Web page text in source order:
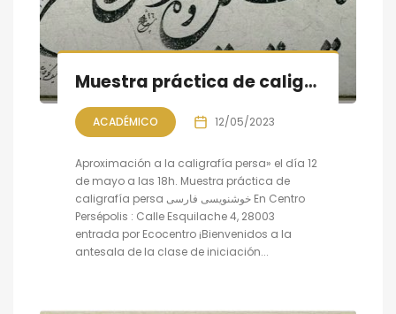
Muestra práctica de caligrafía persa, sesión IV
ACADÉMICO 12/05/2023
Aproximación a la caligrafía persa» el día 12
de mayo a las 18h. Muestra práctica de
caligrafía persa خوشنویسی فارسی En Centro
Persépolis : Calle Esquilache 4, 28003
entrada por Ecocentro ¡Bienvenidos a la
antesala de la clase de iniciación...